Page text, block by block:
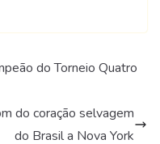
do Torneio Quatro
do coração selvagem
do Brasil a Nova York